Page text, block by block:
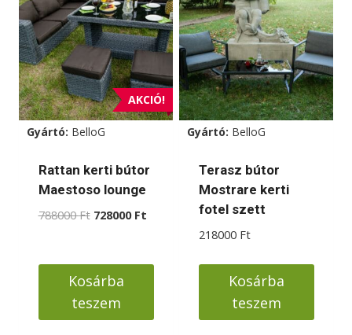
AKCIÓ!
Gyártó: BelloG
Rattan kerti bútor
Maestoso lounge
788000Ft Original
788000 Ft.
728000 FtCurrent
728000 Ft.
Kosárba
teszem
Gyártó: BelloG
Terasz bútor
Mostrare kerti
fotel szett
218000 Ft
Kosárba
teszem